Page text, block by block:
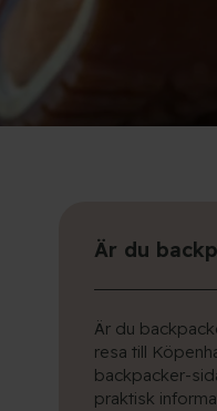
Är du
Är du
resa till
backpacker-
praktisk